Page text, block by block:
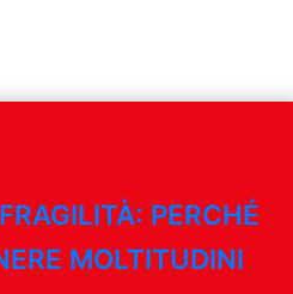
PERCHÉ
MOLTITUDINI